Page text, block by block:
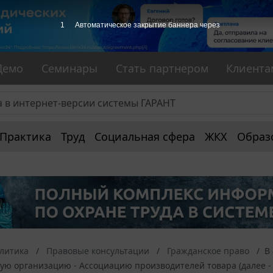
Семинары Стать партнером
Практика Труд Социальная сфера ЖКХ
Правовые консультации Гражданское право
В
организацию - Ассоциацию производителей товара (далее
1 Автоматическое закрытие баннера через